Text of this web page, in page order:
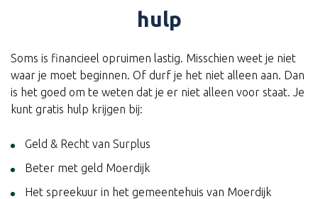
hulp
Soms is financieel opruimen lastig. Misschien weet je niet
waar je moet beginnen. Of durf je het niet alleen aan. Dan
is het goed om te weten dat je er niet alleen voor staat. Je
kunt gratis hulp krijgen bij:
Geld & Recht van Surplus
Beter met geld Moerdijk
Het spreekuur in het gemeentehuis van Moerdijk